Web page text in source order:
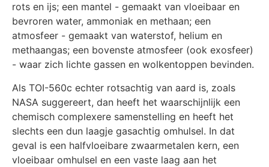
rots en ijs; een mantel - gemaakt van vloeibaar en
bevroren water, ammoniak en methaan; een
atmosfeer - gemaakt van waterstof, helium en
methaangas; een bovenste atmosfeer (ook exosfeer)
- waar zich lichte gassen en wolkentoppen bevinden.
Als TOI-560c echter rotsachtig van aard is, zoals
NASA suggereert, dan heeft het waarschijnlijk een
chemisch complexere samenstelling en heeft het
slechts een dun laagje gasachtig omhulsel. In dat
geval is een halfvloeibare zwaarmetalen kern, een
vloeibaar omhulsel en een vaste laag aan het